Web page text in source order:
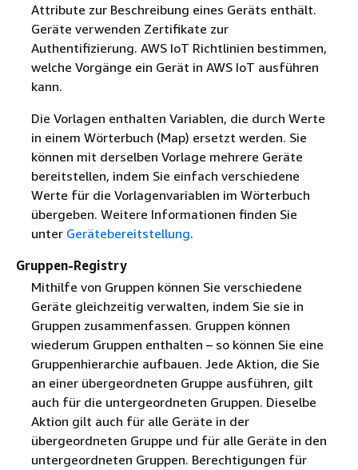
Attribute zur Beschreibung eines Geräts enthält.
Geräte verwenden Zertifikate zur
Authentifizierung. AWS IoT Richtlinien bestimmen,
welche Vorgänge ein Gerät in AWS IoT ausführen
kann.
Die Vorlagen enthalten Variablen, die durch Werte
in einem Wörterbuch (Map) ersetzt werden. Sie
können mit derselben Vorlage mehrere Geräte
bereitstellen, indem Sie einfach verschiedene
Werte für die Vorlagenvariablen im Wörterbuch
übergeben. Weitere Informationen finden Sie
unter Gerätebereitstellung.
Gruppen-Registry
Mithilfe von Gruppen können Sie verschiedene
Geräte gleichzeitig verwalten, indem Sie sie in
Gruppen zusammenfassen. Gruppen können
wiederum Gruppen enthalten – so können Sie eine
Gruppenhierarchie aufbauen. Jede Aktion, die Sie
an einer übergeordneten Gruppe ausführen, gilt
auch für die untergeordneten Gruppen. Dieselbe
Aktion gilt auch für alle Geräte in der
übergeordneten Gruppe und für alle Geräte in den
untergeordneten Gruppen. Berechtigungen für